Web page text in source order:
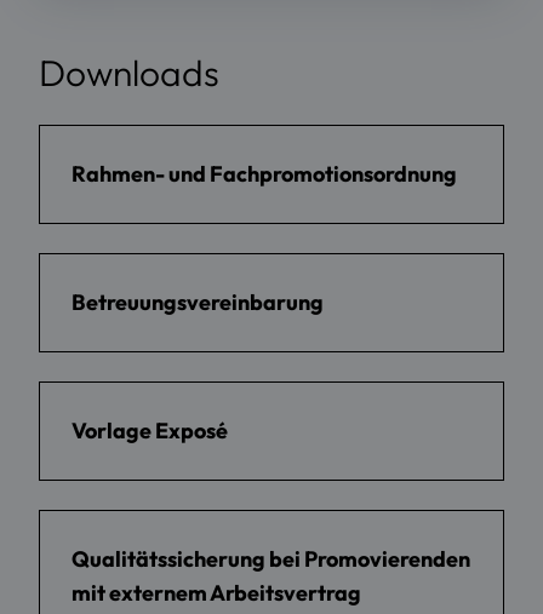
Downloads
Rahmen- und Fachpromotionsordnung
Betreuungsvereinbarung
Vorlage Exposé
Qualitätssicherung bei Promovierenden
mit externem Arbeitsvertrag